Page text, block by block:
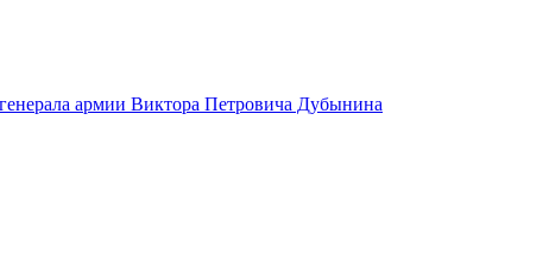
армии Виктора Петровича Дубынина